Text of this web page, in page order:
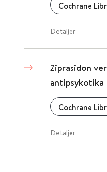
Cochrane
Detaljer
Ziprasidon
Cochrane
Detaljer